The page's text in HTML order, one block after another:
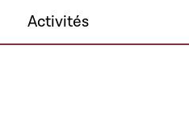
Activités